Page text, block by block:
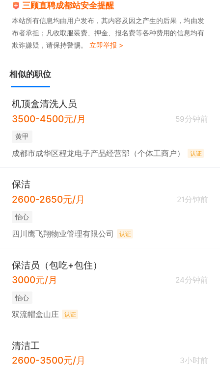
三顾直聘成都站安全提醒
本站所有信息均由用户发布，其内容及因之产生的后果，均由发
布者承担；凡收取服装费、押金、报名费等各种费用的信息均有
欺诈嫌疑，请保持警惕。 立即举报 >
相似的职位
机顶盒清洗人员
3500-4500元/月
59分钟前
黄甲
成都市成华区程龙电子产品经营部（个体工商户） 认证
保洁
2600-2650元/月
21分钟前
怡心
四川鹰飞翔物业管理有限公司 认证
保洁员（包吃+包住）
3000元/月
24分钟前
怡心
双流帽盒山庄 认证
清洁工
2600-3500元/月
3小时前